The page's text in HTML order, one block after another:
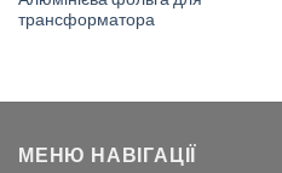
трансформатора
МЕНЮ НАВІГАЦІЇ